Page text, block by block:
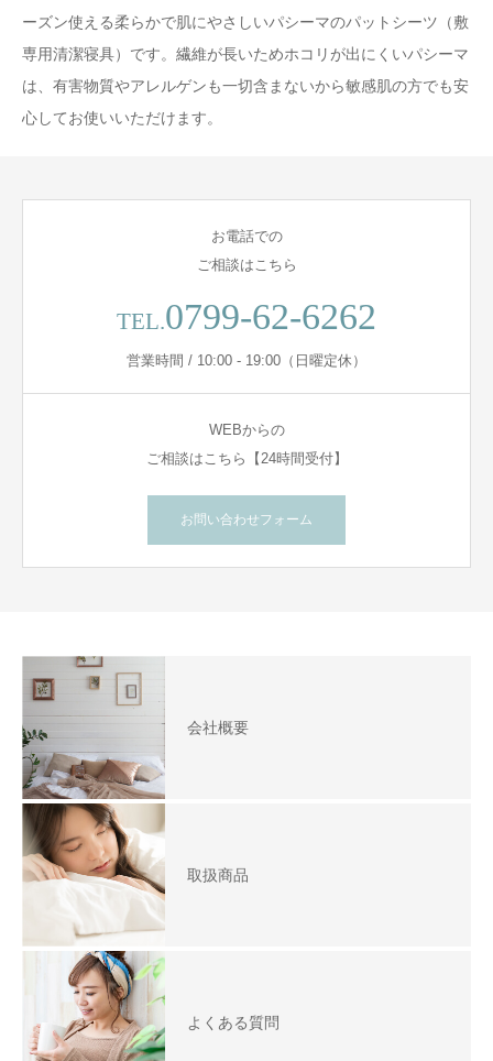
ーズン使える柔らかで肌にやさしいパシーマのパットシーツ（敷
専用清潔寝具）です。繊維が長いためホコリが出にくいパシーマ
は、有害物質やアレルゲンも一切含まないから敏感肌の方でも安
心してお使いいただけます。
お電話での
ご相談はこちら
TEL.0799-62-6262
営業時間 / 10:00 - 19:00（日曜定休）
WEBからの
ご相談はこちら【24時間受付】
お問い合わせフォーム
会社概要
取扱商品
よくある質問